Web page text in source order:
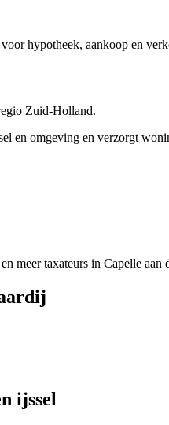
hypotheek, aankoop en
Zuid-Holland.
en omgeving en verzorgt
meer taxateurs in Capelle aan
ijssel